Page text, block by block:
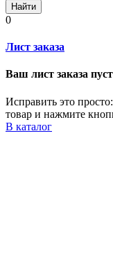
Найти
0
Лист заказа
Ваш лист заказа пуст
Исправить это
товар и нажмите
В каталог